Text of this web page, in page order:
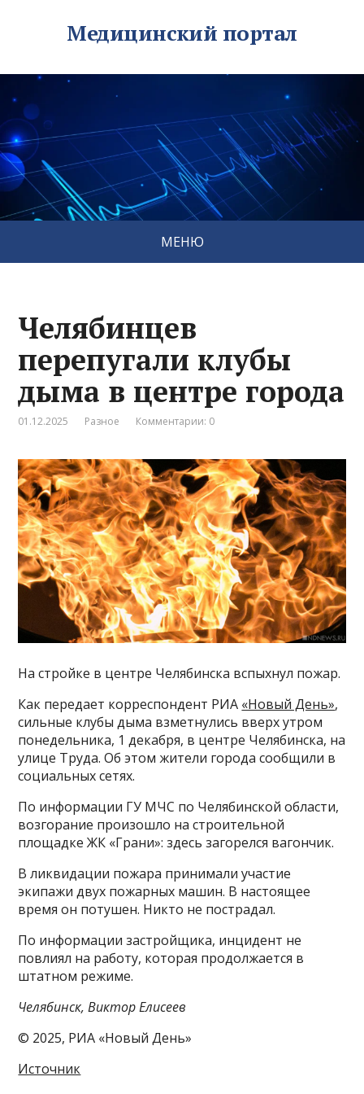
Медицинский портал
МЕНЮ
Челябинцев
перепугали клубы
дыма в центре города
01.12.2025 Разное Комментарии: 0
На стройке в центре Челябинска вспыхнул пожар.
Как передает корреспондент РИА «Новый День»,
сильные клубы дыма взметнулись вверх утром
понедельника, 1 декабря, в центре Челябинска, на
улице Труда. Об этом жители города сообщили в
социальных сетях.
По информации ГУ МЧС по Челябинской области,
возгорание произошло на строительной
площадке ЖК «Грани»: здесь загорелся вагончик.
В ликвидации пожара принимали участие
экипажи двух пожарных машин. В настоящее
время он потушен. Никто не пострадал.
По информации застройщика, инцидент не
повлиял на работу, которая продолжается в
штатном режиме.
Челябинск, Виктор Елисеев
© 2025, РИА «Новый День»
Источник